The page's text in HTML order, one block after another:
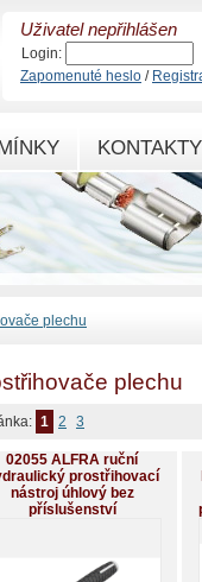
plechu
1 2 3
02055 ALFRA ruční
prostřihovací
nástroj úhlový bez
příslušenství
plechu
KONTAKTY
Uživatel nepřihlášen
Login:
Zapomenuté heslo /